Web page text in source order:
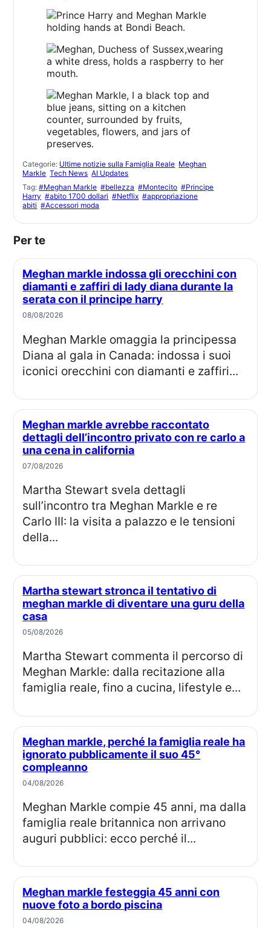
Categorie: Ultime notizie sulla Famiglia Reale Meghan
Markle Tech News AI Updates
Tag:#Meghan Markle #bellezza #Montecito #Principe
Harry #abito 1700 dollari #Netflix #appropriazione
abiti #Accessori moda
Per te
Meghan markle indossa gli orecchini con
diamanti e zaffiri di lady diana durante la
serata con il principe harry
08/08/2026
Meghan Markle omaggia la principessa
Diana al gala in Canada: indossa i suoi
iconici orecchini con diamanti e zaffiri...
Meghan markle avrebbe raccontato
dettagli dell’incontro privato con re carlo a
una cena in california
07/08/2026
Martha Stewart svela dettagli
sull’incontro tra Meghan Markle e re
Carlo III: la visita a palazzo e le tensioni
della...
Martha stewart stronca il tentativo di
meghan markle di diventare una guru della
casa
05/08/2026
Martha Stewart commenta il percorso di
Meghan Markle: dalla recitazione alla
famiglia reale, fino a cucina, lifestyle e...
Meghan markle, perché la famiglia reale ha
ignorato pubblicamente il suo 45°
compleanno
04/08/2026
Meghan Markle compie 45 anni, ma dalla
famiglia reale britannica non arrivano
auguri pubblici: ecco perché il...
Meghan markle festeggia 45 anni con
nuove foto a bordo piscina
04/08/2026